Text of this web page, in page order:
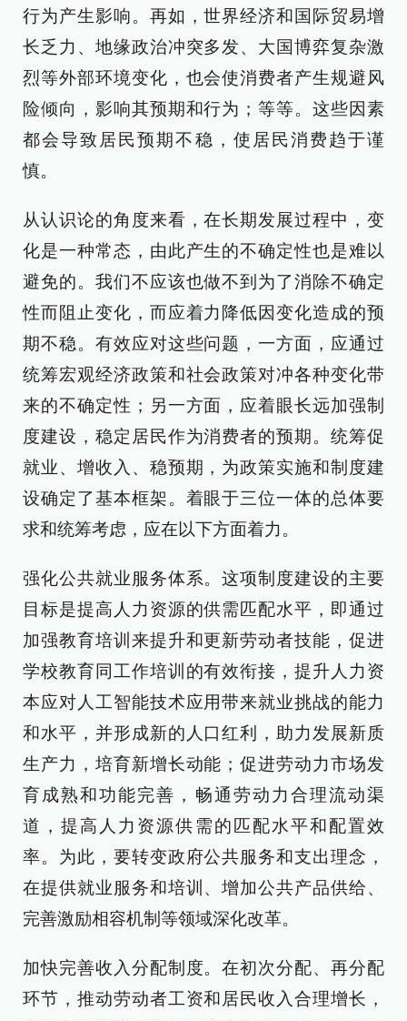
行为产生影响。再如，世界经济和国际贸易增
长乏力、地缘政治冲突多发、大国博弈复杂激
烈等外部环境变化，也会使消费者产生规避风
险倾向，影响其预期和行为；等等。这些因素
都会导致居民预期不稳，使居民消费趋于谨
慎。
从认识论的角度来看，在长期发展过程中，变
化是一种常态，由此产生的不确定性也是难以
避免的。我们不应该也做不到为了消除不确定
性而阻止变化，而应着力降低因变化造成的预
期不稳。有效应对这些问题，一方面，应通过
统筹宏观经济政策和社会政策对冲各种变化带
来的不确定性；另一方面，应着眼长远加强制
度建设，稳定居民作为消费者的预期。统筹促
就业、增收入、稳预期，为政策实施和制度建
设确定了基本框架。着眼于三位一体的总体要
求和统筹考虑，应在以下方面着力。
强化公共就业服务体系。这项制度建设的主要
目标是提高人力资源的供需匹配水平，即通过
加强教育培训来提升和更新劳动者技能，促进
学校教育同工作培训的有效衔接，提升人力资
本应对人工智能技术应用带来就业挑战的能力
和水平，并形成新的人口红利，助力发展新质
生产力，培育新增长动能；促进劳动力市场发
育成熟和功能完善，畅通劳动力合理流动渠
道，提高人力资源供需的匹配水平和配置效
率。为此，要转变政府公共服务和支出理念，
在提供就业服务和培训、增加公共产品供给、
完善激励相容机制等领域深化改革。
加快完善收入分配制度。在初次分配、再分配
环节，推动劳动者工资和居民收入合理增长，